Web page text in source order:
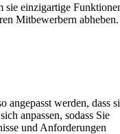
sie einzigartige
Mitbewerbern abheben.
angepasst werden, dass
anpassen, sodass Sie
und Anforderungen